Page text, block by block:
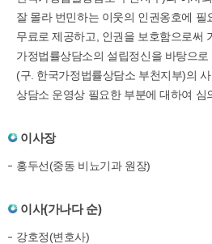
잘 몰라 번민하는 이웃의 인권옹호에 필
무료로 제공하고, 인권을 보호함으로써
가정법률상담소의 설립정신을 바탕으
(구. 한국가정법률상담소 부천지부)의
상담소 운영상 필요한 부분에 대하여 심
이사장
홍두선(중동 비뇨기과 원장)
이사(가나다 순)
강호정(변호사)